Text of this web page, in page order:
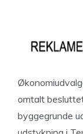
omtalt
byggegrunde